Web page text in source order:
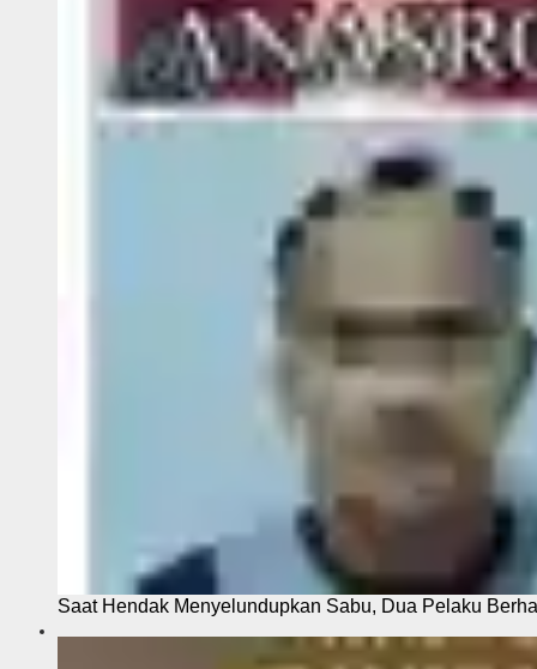
Saat Hendak Menyelundupkan Sabu, Dua Pelaku